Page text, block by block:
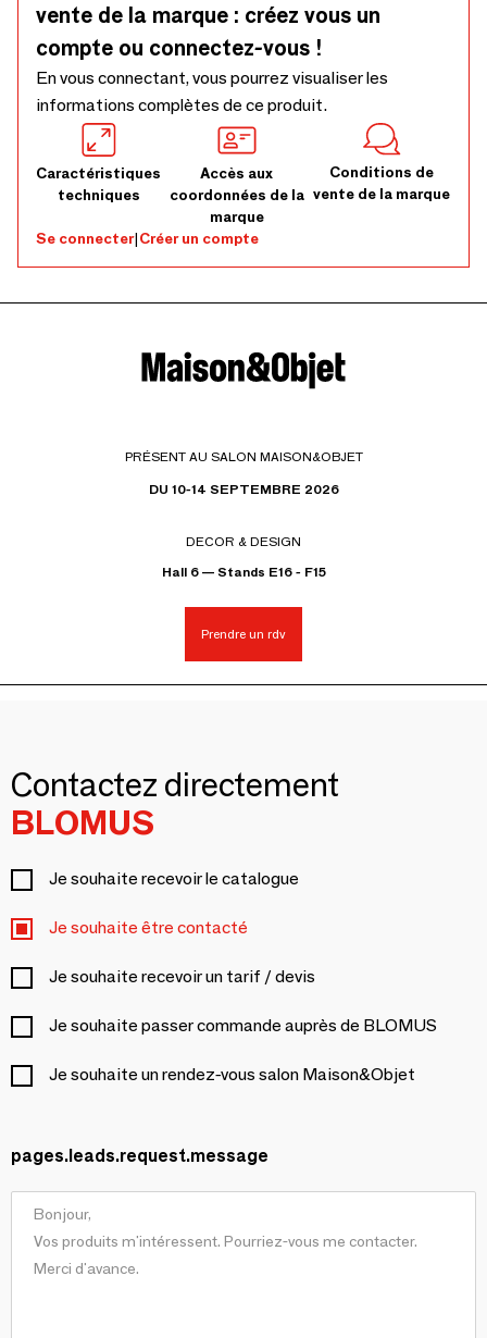
vente de la marque : créez vous un
compte ou connectez-vous !
En vous connectant, vous pourrez visualiser les
informations complètes de ce produit.
Caractéristiques
techniques
Accès aux
coordonnées de la
marque
Conditions de
vente de la marque
Se connecter|Créer un compte
PRÉSENT AU SALON MAISON&OBJET
DU 10-14 SEPTEMBRE 2026
DECOR & DESIGN
Hall 6 — Stands E16 - F15
Prendre un rdv
Contactez directement
BLOMUS
Je souhaite recevoir le catalogue
Je souhaite être contacté
Je souhaite recevoir un tarif / devis
Je souhaite passer commande auprès de BLOMUS
Je souhaite un rendez-vous salon Maison&Objet
pages.leads.request.message